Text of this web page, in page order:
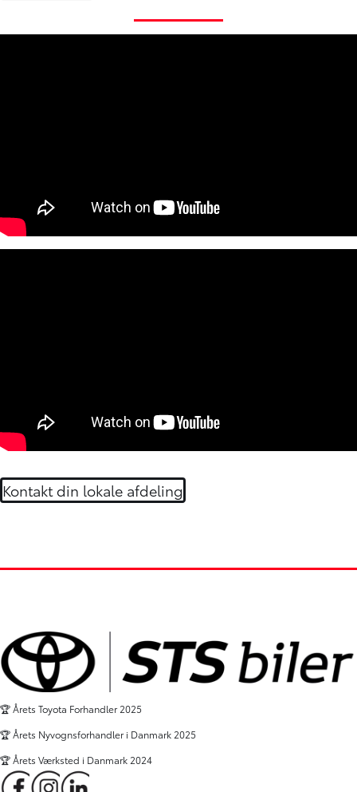
Kontakt din lokale afdeling
🏆 Årets Toyota Forhandler 2025
🏆 Årets Nyvognsforhandler i Danmark 2025
🏆 Årets Værksted i Danmark 2024